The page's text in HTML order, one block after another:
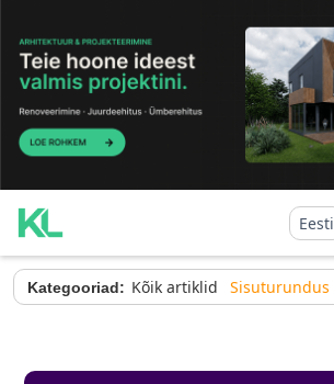
Eesti
Kategooriad: Kõik artiklid Sisuturundus